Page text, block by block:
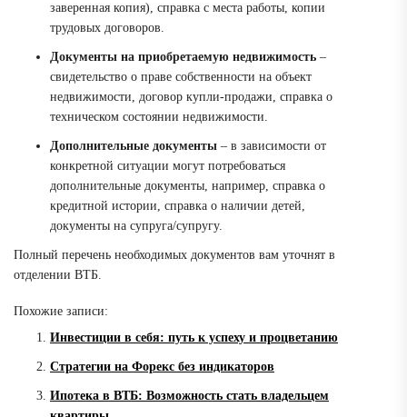
заверенная копия), справка с места работы, копии
трудовых договоров.
Документы на приобретаемую недвижимость –
свидетельство о праве собственности на объект
недвижимости, договор купли-продажи, справка о
техническом состоянии недвижимости.
Дополнительные документы – в зависимости от
конкретной ситуации могут потребоваться
дополнительные документы, например, справка о
кредитной истории, справка о наличии детей,
документы на супруга/супругу.
Полный перечень необходимых документов вам уточнят в
отделении ВТБ.
Похожие записи:
Инвестиции в себя: путь к успеху и процветанию
Стратегии на Форекс без индикаторов
Ипотека в ВТБ: Возможность стать владельцем